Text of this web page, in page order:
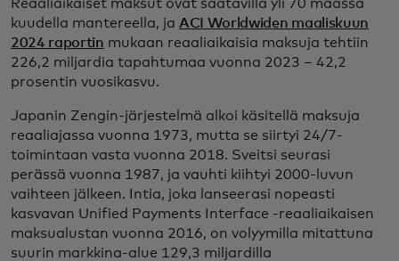
Reaaliaikaiset maksut ovat saatavilla yli 70 maassa
kuudella mantereella, ja ACI Worldwiden maaliskuun
2024 raportin mukaan reaaliaikaisia maksuja tehtiin
226,2 miljardia tapahtumaa vuonna 2023 – 42,2
prosentin vuosikasvu.
Japanin Zengin-järjestelmä alkoi käsitellä maksuja
reaaliajassa vuonna 1973, mutta se siirtyi 24/7-
toimintaan vasta vuonna 2018. Sveitsi seurasi
perässä vuonna 1987, ja vauhti kiihtyi 2000-luvun
vaihteen jälkeen. Intia, joka lanseerasi nopeasti
kasvavan Unified Payments Interface -reaaliaikaisen
maksualustan vuonna 2016, on volyymilla mitattuna
suurin markkina-alue 129,3 miljardilla